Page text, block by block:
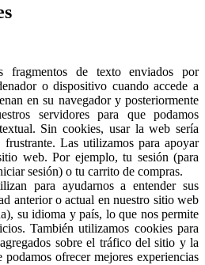
fragmentos de texto enviados por
o dispositivo cuando accede a
en su navegador y posteriormente
servidores para que podamos
Sin cookies, usar la web sería
Las utilizamos para apoyar
web. Por ejemplo, tu sesión (para
sesión) o tu carrito de compras.
para ayudarnos a entender sus
anterior o actual en nuestro sitio web
su idioma y país, lo que nos permite
También utilizamos cookies para
sobre el tráfico del sitio y la
ofrecer mejores experiencias